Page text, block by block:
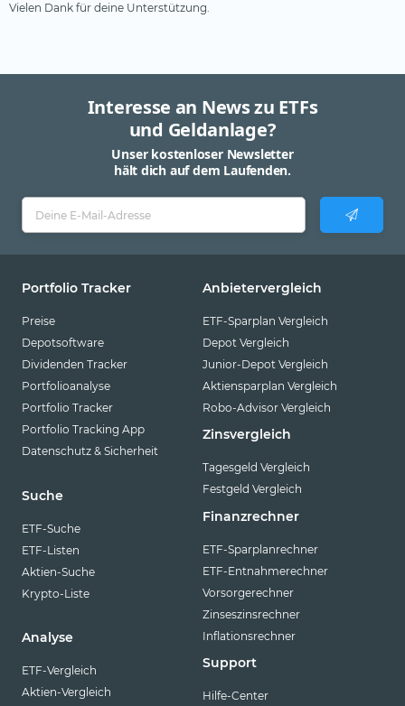
Vielen Dank für deine Unterstützung.
Interesse an News zu ETFs
und Geldanlage?
Unser kostenloser Newsletter
hält dich auf dem Laufenden.
Portfolio Tracker
Preise
Depotsoftware
Dividenden Tracker
Portfolioanalyse
Portfolio Tracker
Portfolio Tracking App
Datenschutz & Sicherheit
Suche
ETF-Suche
ETF-Listen
Aktien-Suche
Krypto-Liste
Analyse
ETF-Vergleich
Aktien-Vergleich
Anbietervergleich
ETF-Sparplan Vergleich
Depot Vergleich
Junior-Depot Vergleich
Aktiensparplan Vergleich
Robo-Advisor Vergleich
Zinsvergleich
Tagesgeld Vergleich
Festgeld Vergleich
Finanzrechner
ETF-Sparplanrechner
ETF-Entnahmerechner
Vorsorgerechner
Zinseszinsrechner
Inflationsrechner
Support
Hilfe-Center